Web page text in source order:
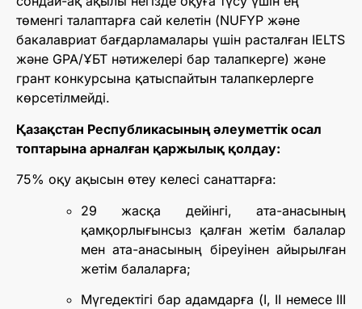
төменгі талаптарға сай келетін (NUFYP және
бакалавриат бағдарламалары үшін расталған IELTS
және GPA/ҰБТ нәтижелері бар талапкерге) және
грант конкурсына қатыспайтын талапкерлерге
көрсетілмейді.
Қазақстан Республикасының әлеуметтік осал
топтарына арналған қаржылық қолдау:
75% оқу ақысын өтеу келесі санаттарға:
29 жасқа дейінгі, ата-анасының
қамқорлығынсыз қалған жетім балалар
мен ата-анасының біреуінен айырылған
жетім балаларға;
Мүгедектігі бар адамдарға (I, II немесе III